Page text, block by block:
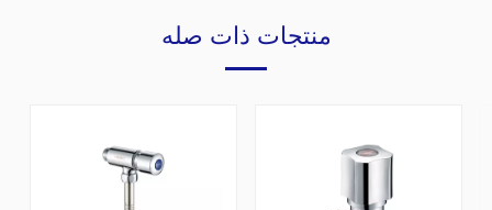
منتجات ذات صله